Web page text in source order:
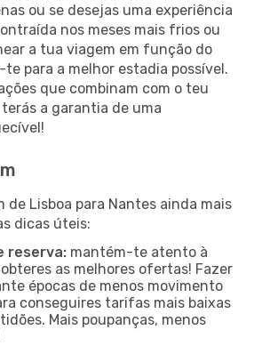
ou se desejas uma experiência
nos meses mais frios ou
a tua viagem em função do
para a melhor estadia possível.
que combinam com o teu
a garantia de uma
de Lisboa para Nantes ainda mais
dicas úteis:
reserva: mantém-te atento à
as melhores ofertas! Fazer
épocas de menos movimento
conseguires tarifas mais baixas
Mais poupanças, menos